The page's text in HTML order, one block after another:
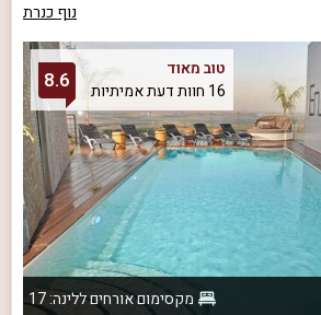
נוף כנרת
טוב מאוד
16 חוות דעת אמיתיות
8.6
מקסימום אורחים ללינה: 17